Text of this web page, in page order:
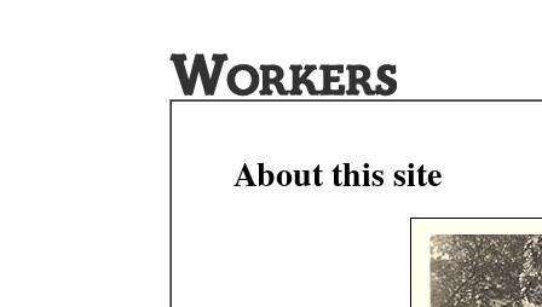
About this site